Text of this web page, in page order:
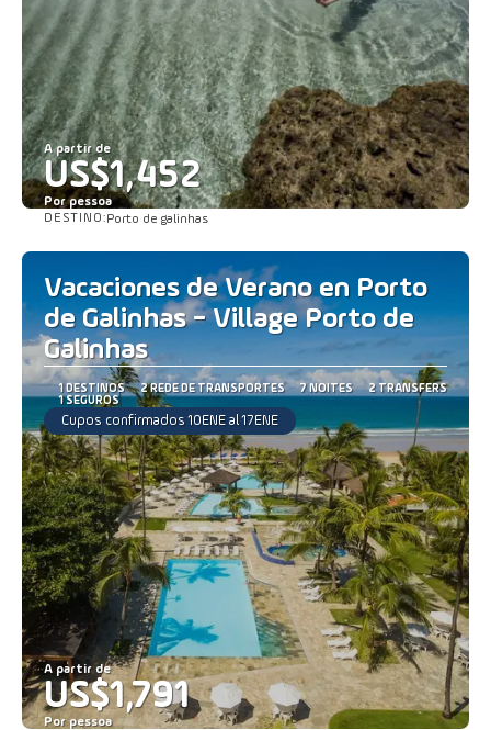
A partir de
US$1,452
Por pessoa
DESTINO:Porto de galinhas
Vacaciones de Verano en Porto
de Galinhas - Village Porto de
Galinhas
1 DESTINOS 2 REDE DE TRANSPORTES 7 NOITES
2 TRANSFERS
1 SEGUROS
Cupos confirmados 10ENE al 17ENE
A partir de
US$1,791
Por pessoa